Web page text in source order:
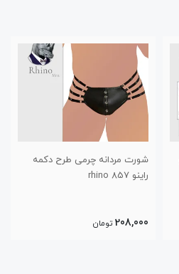
شورت مردانه چرمی طرح دکمه
راینو 857 rhino
208,000 تومان